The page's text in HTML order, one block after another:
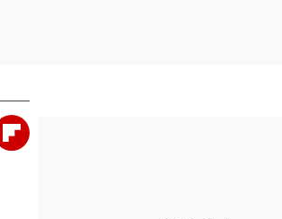
Flipboard